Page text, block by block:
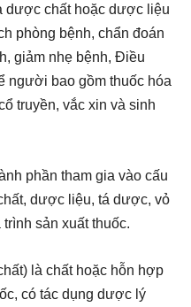
dược chất hoặc dược liệu
phòng bệnh, chẩn đoán
giảm nhẹ bệnh, Điều
người bao gồm thuốc hóa
truyền, vắc xin và sinh
phần tham gia vào cấu
dược liệu, tá dược, vỏ
sản xuất thuốc.
là chất hoặc hỗn hợp
có tác dụng dược lý